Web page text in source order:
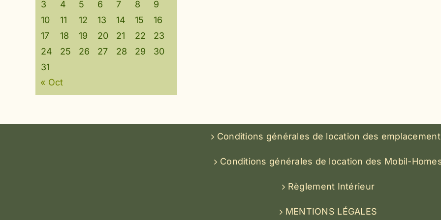
3 4 5 6 7 8
9
10
11 12 13 14 15
16
17
18 19 20 21 22
23
24
25 26 27 28 29
30
31
« Oct
Conditions générales de location des
Conditions générales de location des Mobil-
Règlement Intérieur
MENTIONS LÉGALES